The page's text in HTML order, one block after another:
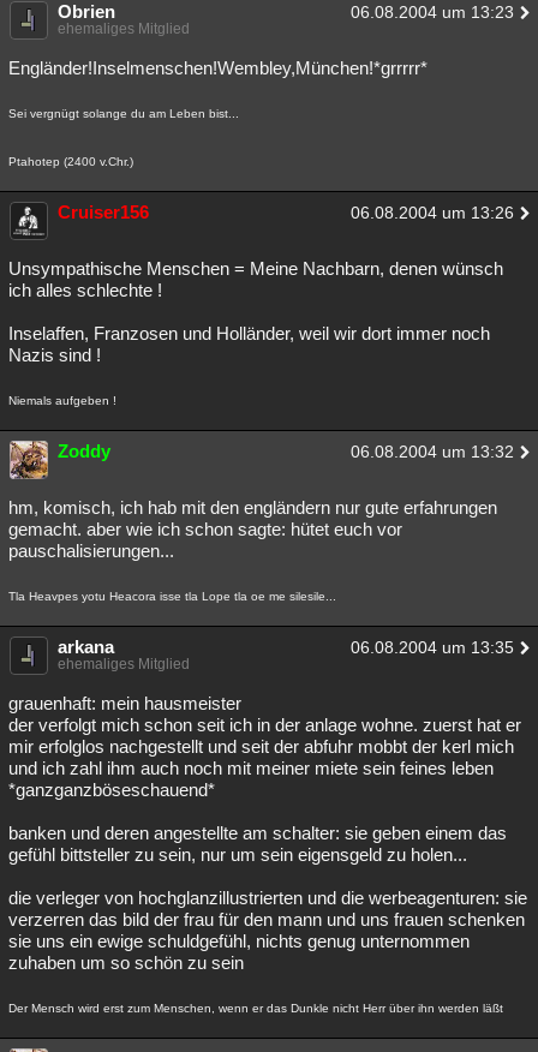
Obrien 06.08.2004 um 13:23
ehemaliges Mitglied
Engländer!Inselmenschen!Wembley,München!*grrrrr*
Sei vergnügt solange du am Leben bist...
Ptahotep (2400 v.Chr.)
Cruiser156 06.08.2004 um 13:26
Unsympathische Menschen = Meine Nachbarn, denen wünsch
ich alles schlechte !
Inselaffen, Franzosen und Holländer, weil wir dort immer noch
Nazis sind !
Niemals aufgeben !
Zoddy 06.08.2004 um 13:32
hm, komisch, ich hab mit den engländern nur gute erfahrungen
gemacht. aber wie ich schon sagte: hütet euch vor
pauschalisierungen...
Tla Heavpes yotu Heacora isse tla Lope tla oe me silesile...
arkana 06.08.2004 um 13:35
ehemaliges Mitglied
grauenhaft: mein hausmeister
der verfolgt mich schon seit ich in der anlage wohne. zuerst hat er
mir erfolglos nachgestellt und seit der abfuhr mobbt der kerl mich
und ich zahl ihm auch noch mit meiner miete sein feines leben
*ganzganzböseschauend*
banken und deren angestellte am schalter: sie geben einem das
gefühl bittsteller zu sein, nur um sein eigensgeld zu holen...
die verleger von hochglanzillustrierten und die werbeagenturen: sie
verzerren das bild der frau für den mann und uns frauen schenken
sie uns ein ewige schuldgefühl, nichts genug unternommen
zuhaben um so schön zu sein
Der Mensch wird erst zum Menschen, wenn er das Dunkle nicht Herr über ihn werden läßt